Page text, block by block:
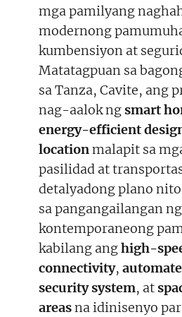
mga pamilyang
modernong
kumbensiyon at
Matatagpuan sa
sa Tanza, Cavite, ang
nag-aalok ng smart
energy-efficient
locationmalapit sa
pasilidad at
detalyadong plano
sa pangangailangan ng
kontemporaneong
kabilang anghigh-
connectivity,
security system, at
areasna idinisenyo